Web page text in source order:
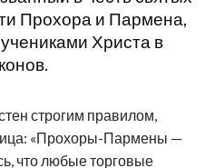
Прохора и Пармена,
Христа в
строгим правилом,
«Прохоры-Пармены —
что любые торговые